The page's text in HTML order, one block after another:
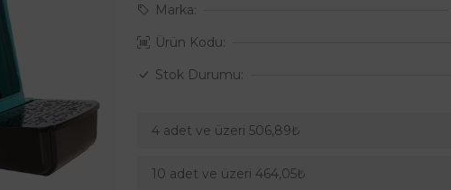
Marka:
Ürün Kodu:
Stok Durumu:
4 adet ve üzeri 506,89₺
10 adet ve üzeri 464,05₺